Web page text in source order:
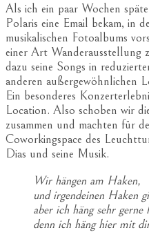
Als ich ein paar Wochen
Polaris eine Email bekam, in
musikalischen Fotoalbums
einer Art Wanderausstellung
dazu seine Songs in
anderen außergewöhnlichen
Ein besonderes
Location. Also schoben wir
zusammen und machten für
Coworkingspace des
Dias und seine Musik.
Wir hängen am Haken,
und irgendeinen Haken
aber ich häng sehr gerne
denn ich häng hier mit